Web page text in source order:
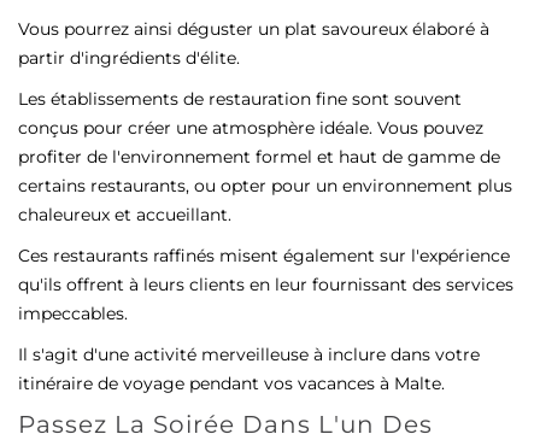
Vous pourrez ainsi déguster un plat savoureux élaboré à
partir d'ingrédients d'élite.
Les établissements de restauration fine sont souvent
conçus pour créer une atmosphère idéale. Vous pouvez
profiter de l'environnement formel et haut de gamme de
certains restaurants, ou opter pour un environnement plus
chaleureux et accueillant.
Ces restaurants raffinés misent également sur l'expérience
qu'ils offrent à leurs clients en leur fournissant des services
impeccables.
Il s'agit d'une activité merveilleuse à inclure dans votre
itinéraire de voyage pendant vos vacances à Malte.
Passez La Soirée Dans L'un Des